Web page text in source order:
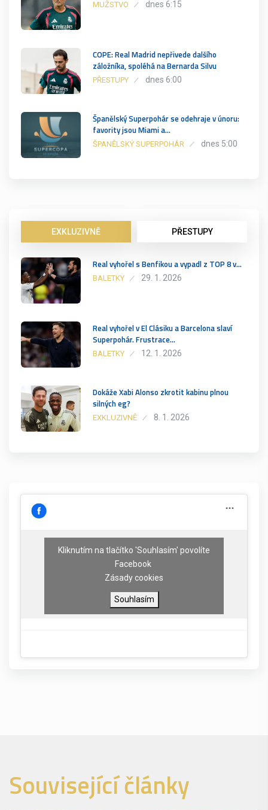
MUŽSTVO dnes 6:15
COPE: Real Madrid nepřivede dalšího
záložníka, spoléhá na Bernarda Silvu
PŘESTUPY dnes 6:00
Španělský Superpohár se odehraje v únoru:
favority jsou Miami a…
ŠPANĚLSKÝ SUPERPOHÁR dnes 5:00
EXKLUZIVNĚ PŘESTUPY
Real vyhořel s Benfikou a vypadl z TOP 8 v…
BALETKY 29. 1. 2026
Real vyhořel v El Clásiku a Barcelona slaví
Superpohár. Frustrace…
BALETKY 12. 1. 2026
Dokáže Xabi Alonso zkrotit kabinu plnou
silných eg?
EXKLUZIVNĚ 8. 1. 2026
Kliknutím na tlačítko 'Souhlasím' povolíte
Facebook
Zásady cookies
Souhlasím
Související články